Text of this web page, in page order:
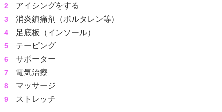
アイシングをする
消炎鎮痛剤（ボルタレン等）
足底板（インソール）
テーピング
サポーター
電気治療
マッサージ
ストレッチ